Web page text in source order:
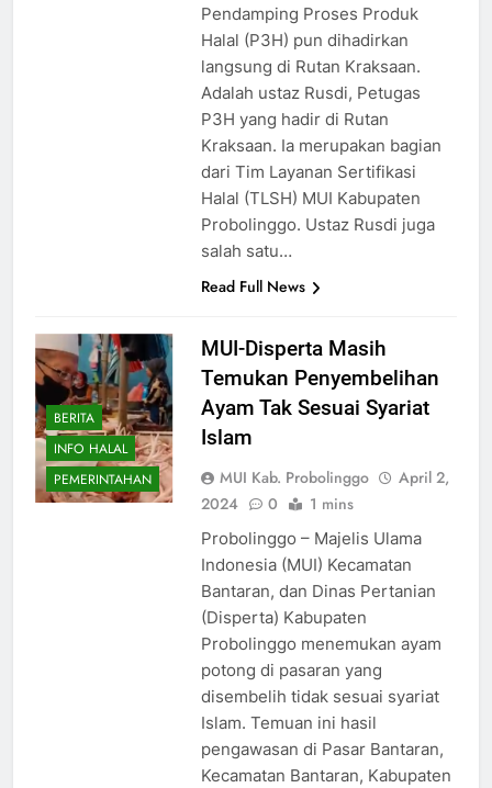
Pendamping Proses Produk
Halal (P3H) pun dihadirkan
langsung di Rutan Kraksaan.
Adalah ustaz Rusdi, Petugas
P3H yang hadir di Rutan
Kraksaan. Ia merupakan bagian
dari Tim Layanan Sertifikasi
Halal (TLSH) MUI Kabupaten
Probolinggo. Ustaz Rusdi juga
salah satu…
Read Full News
BERITA
INFO HALAL
PEMERINTAHAN
MUI-Disperta Masih
Temukan Penyembelihan
Ayam Tak Sesuai Syariat
Islam
MUI Kab. Probolinggo
April 2,
2024
0 1 mins
Probolinggo – Majelis Ulama
Indonesia (MUI) Kecamatan
Bantaran, dan Dinas Pertanian
(Disperta) Kabupaten
Probolinggo menemukan ayam
potong di pasaran yang
disembelih tidak sesuai syariat
Islam. Temuan ini hasil
pengawasan di Pasar Bantaran,
Kecamatan Bantaran, Kabupaten